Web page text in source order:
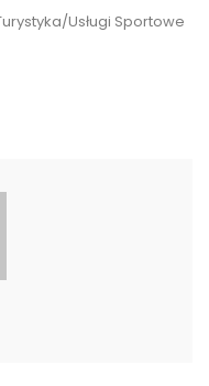
Usługi Sportowe